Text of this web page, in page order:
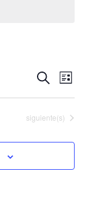
y
vistas
Eventos
Buscar
vistas
de
Lista
Eventos
siguiente(s)